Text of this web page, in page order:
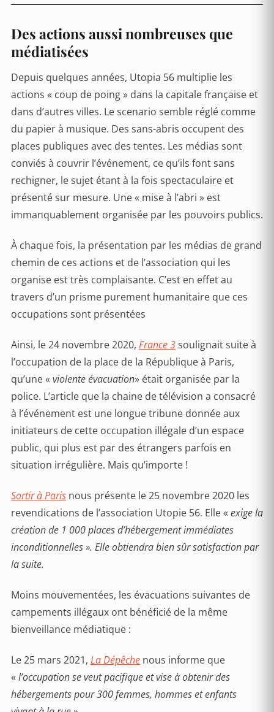
Des actions aussi nombreuses que
médiatisées
Depuis quelques années, Utopia 56 multiplie les
actions « coup de poing » dans la capitale française et
dans d’autres villes. Le scenario semble réglé comme
du papier à musique. Des sans-abris occupent des
places publiques avec des tentes. Les médias sont
conviés à couvrir l’événement, ce qu’ils font sans
rechigner, le sujet étant à la fois spectaculaire et
présenté sur mesure. Une « mise à l’abri » est
immanquablement organisée par les pouvoirs publics.
À chaque fois, la présentation par les médias de grand
chemin de ces actions et de l’association qui les
organise est très complaisante. C’est en effet au
travers d’un prisme purement humanitaire que ces
occupations sont présentées
Ainsi, le 24 novembre 2020, France 3soulignait suite à
l’occupation de la place de la République à Paris,
qu’une « violente évacuation» était organisée par la
police. L’article que la chaine de télévision a consacré
à l’événement est une longue tribune donnée aux
initiateurs de cette occupation illégale d’un espace
public, qui plus est par des étrangers parfois en
situation irrégulière. Mais qu’importe !
Sortir à Paris nous présente le 25 novembre 2020 les
revendications de l’association Utopie 56. Elle « exige la
création de 1 000 placesd’hébergement immédiates
inconditionnelles ». Elle obtiendra bien sûr satisfaction par
la suite.
Moins mouvementées, les évacuations suivantes de
campements illégaux ont bénéficié de la même
bienveillance médiatique :
Le 25 mars 2021, La Dépêche nous informe que
« l’occupation se veut pacifique et vise à obtenir des
hébergements pour 300 femmes, hommes et enfants